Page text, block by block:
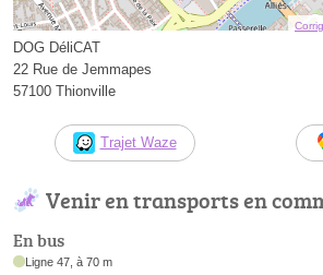
DOG DéliCAT
22 Rue de Jemmapes
57100 Thionville
Trajet Waze
Venir en transports en
En bus
Ligne 47, à 70 m